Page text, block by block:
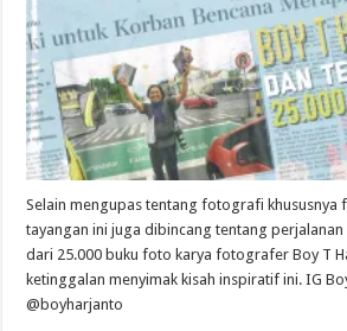
Selain mengupas tentang fotografi khususnya
tayangan ini juga dibincang tentang
dari 25.000 buku foto karya fotografer Boy T
ketinggalan menyimak kisah inspiratif ini. IG
@boyharjanto